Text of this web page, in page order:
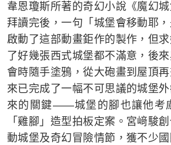
韋恩瓊斯所著的奇幻小說《魔幻
拜讀完後，一句「城堡會移動耶，
啟動了這部動畫鉅作的製作，但
了好幾張西式城堡都不滿意，後
會時隨手塗鴉，從大砲畫到屋頂
來已完成了一幅不可思議的城堡
來的關鍵——城堡的腳也讓他考
「雞腳」造型拍板定案。宮﨑駿
動城堡及奇幻冒險情節，獲不少國